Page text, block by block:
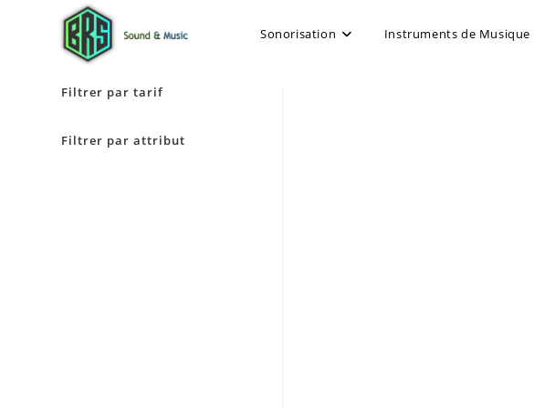
Sonorisation Instruments de Musique
Filtrer par tarif
Filtrer par attribut